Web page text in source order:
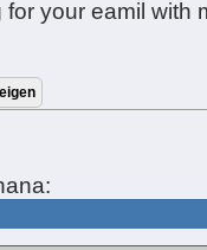
for your eamil with